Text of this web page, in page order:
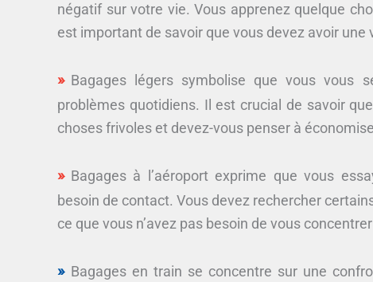
négatif sur votre vie. Vous apprenez quelque
est important de savoir que vous devez avoir
Bagages légers symbolise que vous vous
problèmes quotidiens. Il est crucial de savoir
choses frivoles et devez-vous penser à
Bagages à l’aéroport exprime que vous
besoin de contact. Vous devez rechercher
ce que vous n’avez pas besoin de vous
Bagages en train se concentre sur une